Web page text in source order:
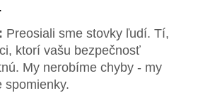
Preosiali sme stovky ľudí. Tí,
ktorí vašu bezpečnosť
My nerobíme chyby - my
spomienky.